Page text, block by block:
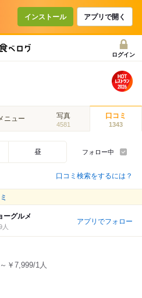
インストール アプリで開く
ログイン
ニュー 写真
4581
口コミ
1343
昼 フォロー中
口コミ検索をするには？
ーグルメ
アプリでフォロー
￥7,999/1人